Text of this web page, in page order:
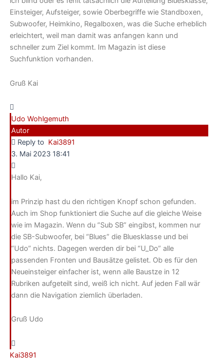
Einsteiger, Aufsteiger, sowie Oberbegriffe wie Standboxen,
Subwoofer, Heimkino, Regalboxen, was die Suche erheblich
erleichtert, weil man damit was anfangen kann und
schneller zum Ziel kommt. Im Magazin ist diese
Suchfunktion vorhanden.
Gruß Kai
Udo Wohlgemuth
Autor
Reply to Kai3891
3. Mai 2023 18:41
Hallo Kai,
im Prinzip hast du den richtigen Knopf schon gefunden.
Auch im Shop funktioniert die Suche auf die gleiche Weise
wie im Magazin. Wenn du “Sub SB” eingibst, kommen nur
die SB-Subwoofer, bei “Blues” die Bluesklasse und bei
“Udo” nichts. Dagegen werden dir bei “U_Do” alle
passenden Fronten und Bausätze gelistet. Ob es für den
Neueinsteiger einfacher ist, wenn alle Baustze in 12
Rubriken aufgeteilt sind, weiß ich nicht. Auf jeden Fall wär
dann die Navigation ziemlich überladen.
Gruß Udo
Kai3891